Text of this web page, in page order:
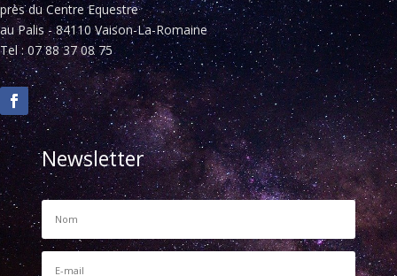
près du Centre Equestre
au Palis - 84110 Vaison-La-Romaine
Tel : 07 88 37 08 75
Newsletter